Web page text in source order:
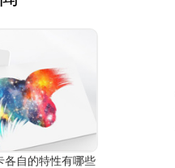
各自的特性有哪些